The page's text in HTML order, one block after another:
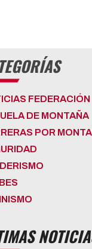
FEDERACIÓN
DE MONTAÑA
POR